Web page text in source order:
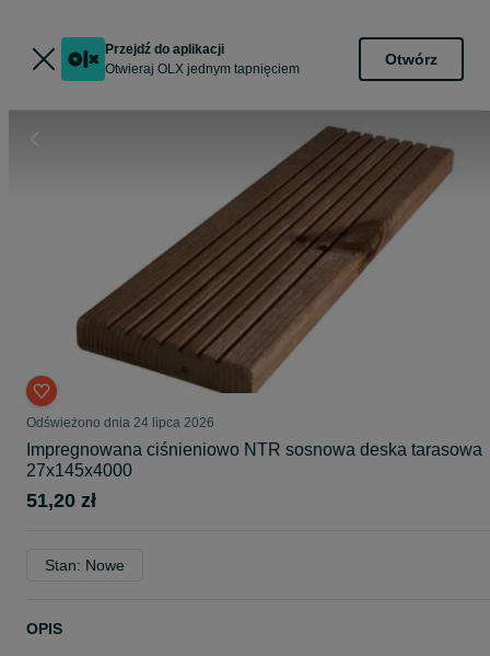
Przejdź do aplikacji
Otwieraj OLX jednym tapnięciem
Otwórz
Odświeżono dnia 24 lipca 2026
Impregnowana ciśnieniowo NTR sosnowa deska tarasowa
27x145x4000
51,20 zł
Stan: Nowe
OPIS